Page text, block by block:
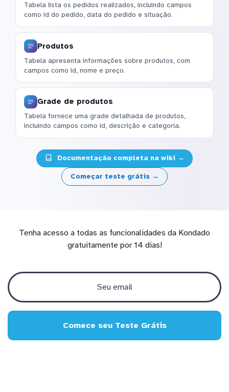
Tabela lista os pedidos realizados, incluindo campos
como id do pedido, data do pedido e situação.
Produtos
Tabela apresenta informações sobre produtos, com
campos como id, nome e preço.
Grade de produtos
Tabela fornece uma grade detalhada de produtos,
incluindo campos como id, descrição e categoria.
Documentação completa na wiki →
Começar teste grátis →
Tenha acesso a todas as funcionalidades da Kondado
gratuitamente por 14 dias!
Comece seu Teste Grátis